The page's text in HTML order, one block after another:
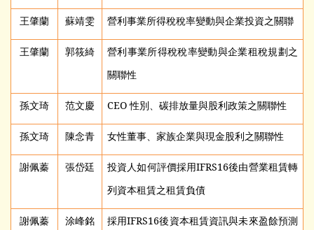
王肇蘭 蘇靖雯 營利事業所得稅稅率變動與企業投資之關聯
王肇蘭 郭筱綺
營利事業所得稅稅率變動與企業租稅規劃之
關聯性
孫文琦 范文慶 CEO性別、碳排放量與股利政策之關聯性
孫文琦 陳念青 女性董事、家族企業與現金股利之關聯性
謝佩蓁 張岱廷
投資人如何評價採用IFRS16後由營業租賃轉
列資本租賃之租賃負債
謝佩蓁 涂峰銘
採用IFRS16後資本租賃資訊與未來盈餘預測